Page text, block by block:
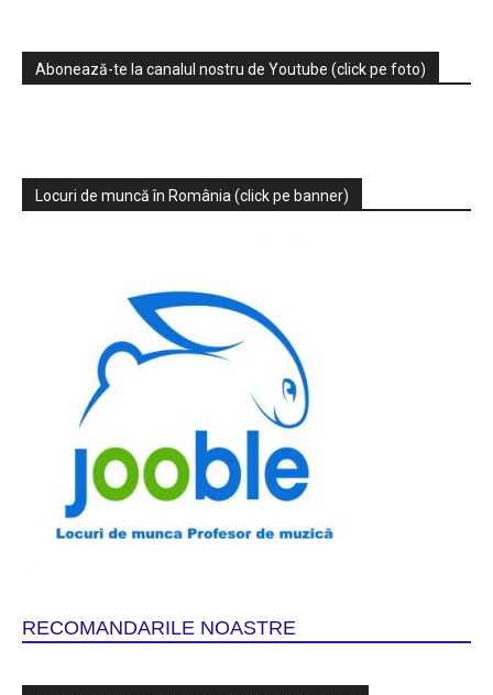
Abonează-te la canalul nostru de Youtube (click pe foto)
Locuri de muncă în România (click pe banner)
RECOMANDARILE NOASTRE